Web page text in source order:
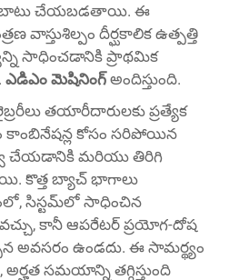
చేయబడతాయి. ఈ
వాస్తుశిల్పం దీర్ఘకాలిక ఉత్పత్తి
సాధించడానికి ప్రాథమిక
ఎడిఎం మెషినింగ్అందిస్తుంది.
తయారీదారులకు ప్రత్యేక
కాంబినేషన్ల కోసం సరిపోయిన
చేయడానికి మరియు తిరిగి
కొత్త బ్యాచ్ భాగాలు
సిస్టమ్‌లో సాధించిన
కానీ ఆపరేటర్ ప్రయోగ-దోష
అవసరం ఉండదు. ఈ సామర్థ్యం
అర్హత సమయాన్ని తగ్గిస్తుంది